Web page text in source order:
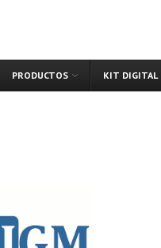
PRODUCTOS KIT DIGITAL